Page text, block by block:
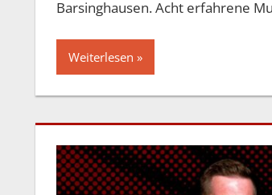
Barsinghausen. Acht erfahrene
Weiterlesen